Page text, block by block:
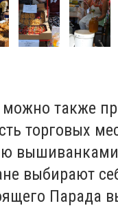
также
торговых
выбирают
Парада